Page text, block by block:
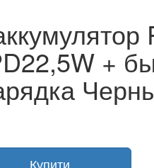
+
Купити